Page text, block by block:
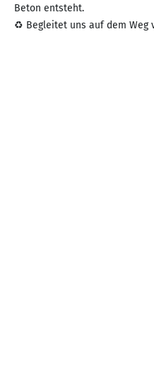
Beton entsteht.
♻️ Begleitet uns auf dem Weg